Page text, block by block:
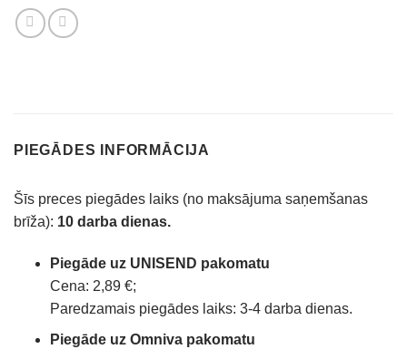
PIEGĀDES INFORMĀCIJA
Šīs preces piegādes laiks (no maksājuma saņemšanas
brīža): 10 darba dienas.
Piegāde uz UNISEND pakomatu
Cena: 2,89 €;
Paredzamais piegādes laiks: 3-4 darba dienas.
Piegāde uz Omniva pakomatu